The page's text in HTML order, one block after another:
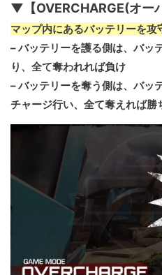
▼【OVERCHARGE(オー
マップ内にあるバッテリーを攻
– バッテリーを護る側は、バッ
り、全て奪われれば負け
– バッテリーを奪う側は、バッ
チャージ行い、全て奪えれば勝